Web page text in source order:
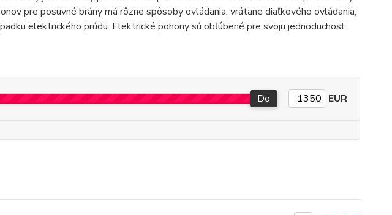
pre posuvné brány má rôzne spôsoby ovládania, vrátane diaľkového ovládania,
elektrického prúdu. Elektrické pohony sú obľúbené pre svoju jednoduchosť
Do EUR